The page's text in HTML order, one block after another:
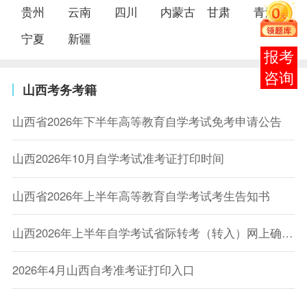
贵州
云南 四川 内蒙古 甘肃
青海
宁夏
新疆
山西考务考籍
山西省2026年下半年高等教育自学考试免考申请公告
山西2026年10月自学考试准考证打印时间
山西省2026年上半年高等教育自学考试考生告知书
山西2026年上半年自学考试省际转考（转入）网上确认的通知
2026年4月山西自考准考证打印入口
报考
咨询